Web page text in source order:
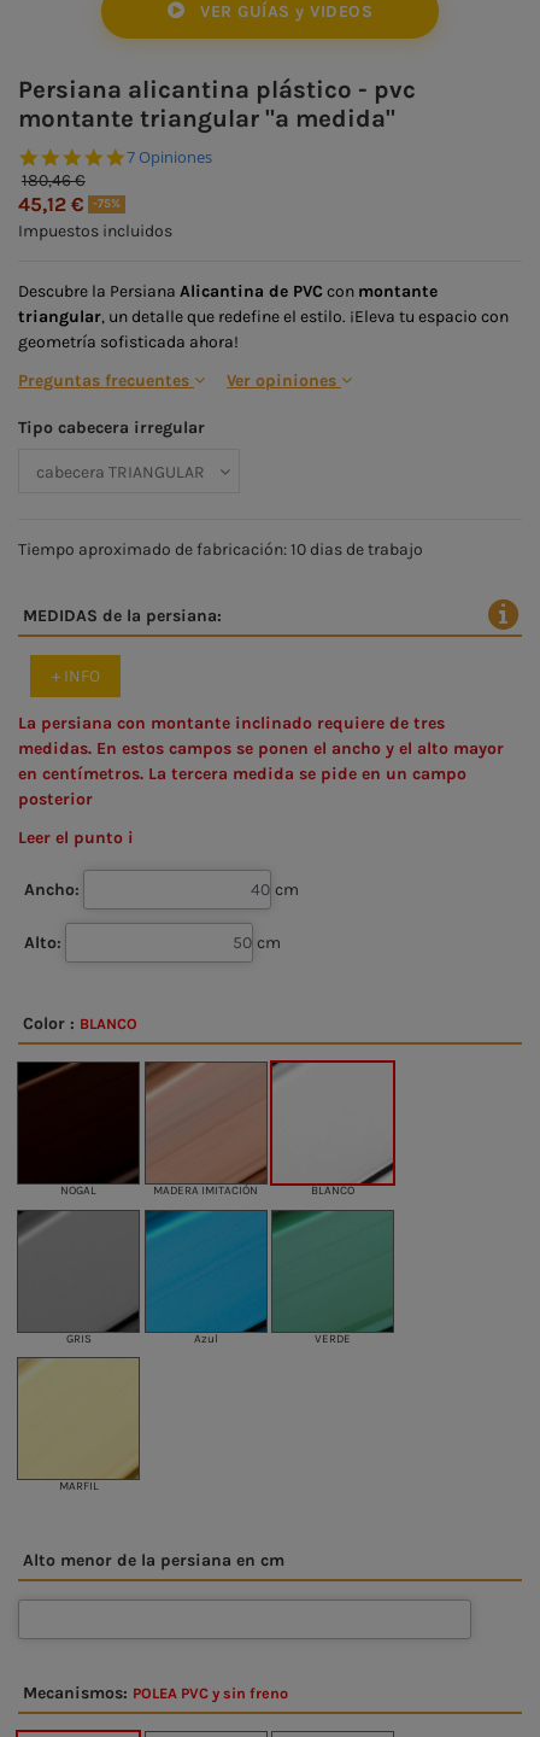
VER GUÍAS y VIDEOS
Persiana alicantina plástico - pvc
montante triangular "a medida"
4.9 star rating
7 Opiniones
180,46 €
45,12 € -75%
Impuestos incluidos
Descubre la Persiana Alicantina de PVC con montante
triangular, un detalle que redefine el estilo. ¡Eleva tu espacio con
geometría sofisticada ahora!
Preguntas frecuentes
Ver opiniones
Tipo cabecera irregular
Tiempo aproximado de fabricación:10 dias de trabajo
MEDIDAS de la persiana:
+ INFO
La persiana con montante inclinado requiere de tres
medidas. En estos campos se ponen el ancho y el alto mayor
en centímetros. La tercera medida se pide en un campo
posterior
Leer el punto i
Ancho: cm
Alto: cm
Color : BLANCO
NOGAL MADERA IMITACIÓN BLANCO
GRIS Azul VERDE
MARFIL
Alto menor de la persiana en cm
Mecanismos: POLEA PVC y sin freno